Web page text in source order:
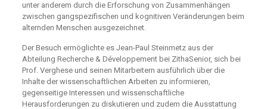
unter anderem durch die Erforschung von Zusammenhängen
zwischen gangspezifischen und kognitiven Veränderungen beim
alternden Menschen ausgezeichnet.
Der Besuch ermöglichte es Jean-Paul Steinmetz aus der
Abteilung Recherche & Développement bei ZithaSenior, sich bei
Prof. Verghese und seinen Mitarbeitern ausführlich über die
Inhalte der wissenschaftlichen Arbeiten zu informieren,
gegenseitige Interessen und wissenschaftliche
Herausforderungen zu diskutieren und zudem die Ausstattung